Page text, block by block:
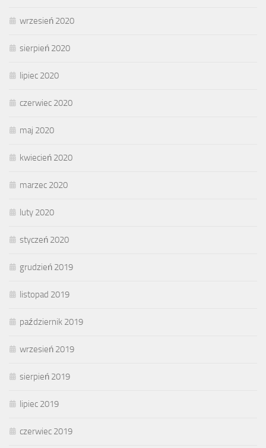
wrzesień 2020
sierpień 2020
lipiec 2020
czerwiec 2020
maj 2020
kwiecień 2020
marzec 2020
luty 2020
styczeń 2020
grudzień 2019
listopad 2019
październik 2019
wrzesień 2019
sierpień 2019
lipiec 2019
czerwiec 2019